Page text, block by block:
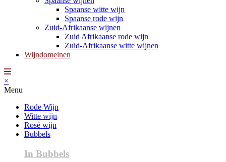
Spaanse witte wijn
Spaanse rode wijn
Zuid-Afrikaanse wijnen
Zuid Afrikaanse rode wijn
Zuid-Afrikaanse witte wijnen
Wijndomeinen
×
Menu
Rode Wijn
Witte wijn
Rosé wijn
Bubbels
In Bubbels